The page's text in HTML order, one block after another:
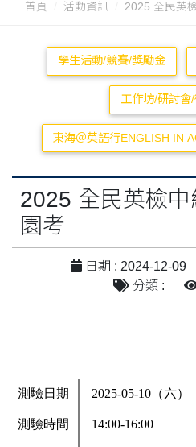
首頁 活動資訊 2025 全民英
學生活動/競賽/獎勵金
工作坊/研討會
東海＠英語行ENGLISH IN
2025 全民英檢
園考
日期 : 2024-12-09
分類 :
測驗日期 2025-05-10（六）
測驗時間 14:00-16:00